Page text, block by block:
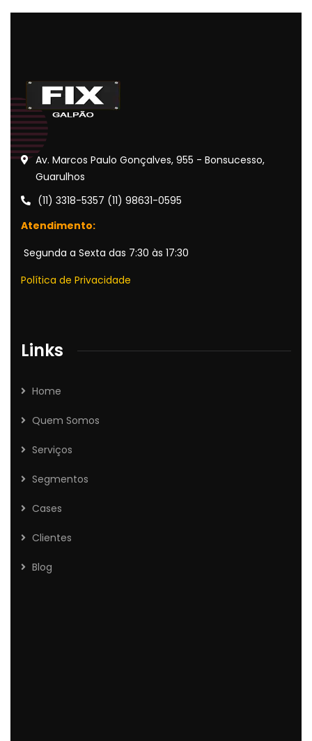
Av. Marcos Paulo Gonçalves, 955 - Bonsucesso,
Guarulhos
(11) 3318-5357 (11) 98631-0595
Atendimento:
Segunda a Sexta das 7:30 às 17:30
Política de Privacidade
Links
Home
Quem Somos
Serviços
Segmentos
Cases
Clientes
Blog